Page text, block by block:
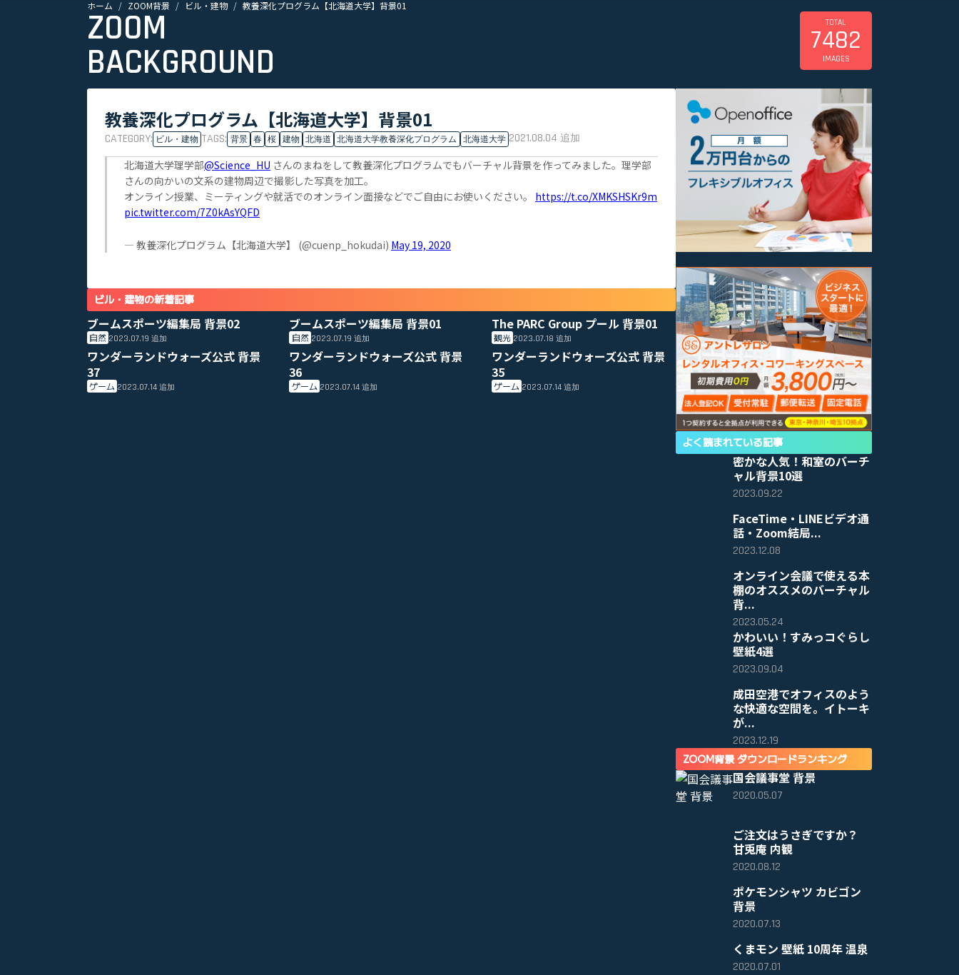
ホーム ZOOM背景 ビル・建物 教養深化プログラム【北海道大学】背景01
ZOOM
BACKGROUND
TOTAL
7482
IMAGES
教養深化プログラム【北海道大学】背景01
CATEGORY: ビル・建物 TAGS: 背景 春 桜 建物 北海道 北海道大学教養深化プログラム 北海道大学 2021.08.04 追加
北海道大学理学部@Science_HU さんのまねをして教養深化プログラムでもバーチャル背景を作ってみました。理学部
さんの向かいの文系の建物周辺で撮影した写真を加工。
オンライン授業、ミーティングや就活でのオンライン面接などでご自由にお使いください。 https://t.co/XMKSHSKr9m
pic.twitter.com/7Z0kAsYQFD
— 教養深化プログラム【北海道大学】 (@cuenp_hokudai) May 19, 2020
ビル・建物の新着記事
ブームスポーツ編集局 背景02
自然 2023.07.19追加
ブームスポーツ編集局 背景01
自然 2023.07.19 追加
The PARC Group プール 背景01
観光 2023.07.18追加
ワンダーランドウォーズ公式 背景
37
ゲーム 2023.07.14追加
ワンダーランドウォーズ公式 背景
36
ゲーム 2023.07.14 追加
ワンダーランドウォーズ公式 背景
35
ゲーム 2023.07.14追加
よく読まれている記事
密かな人気！和室のバーチ
ャル背景10選
2023.09.22
FaceTime・LINEビデオ通
話・Zoom結局...
2023.12.08
オンライン会議で使える本
棚のオススメのバーチャル
背...
2023.05.24
かわいい！すみっコぐらし
壁紙4選
2023.09.04
成田空港でオフィスのよう
な快適な空間を。イトーキ
が...
2023.12.19
ZOOM背景 ダウンロードランキング
国会議事堂 背景
2020.05.07
ご注文はうさぎですか？
甘兎庵 内観
2020.08.12
ポケモンシャツ カビゴン
背景
2020.07.13
くまモン 壁紙 10周年 温泉
2020.07.01